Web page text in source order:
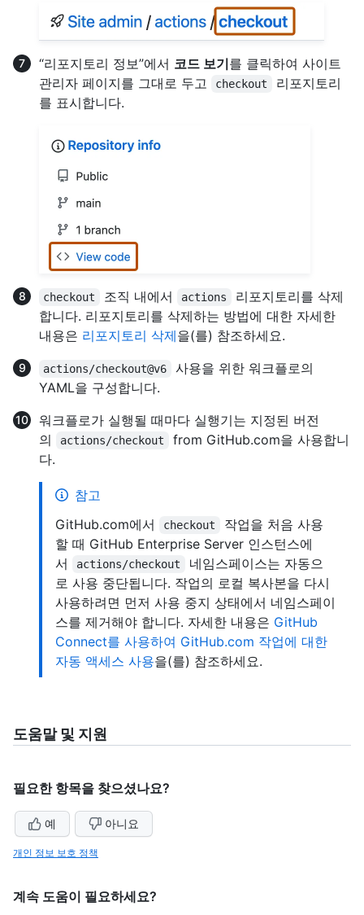
“리포지토리 정보”에서 코드 보기를 클릭하여 사이트
관리자 페이지를 그대로 두고
checkout
리포지토리
를 표시합니다.
checkout 조직 내에서 actions
리포지토리를 삭제
합니다. 리포지토리를 삭제하는 방법에 대한 자세한
내용은 리포지토리 삭제을(를) 참조하세요.
actions/checkout@v6
사용을 위한 워크플로의
YAML을 구성합니다.
워크플로가 실행될 때마다 실행기는 지정된 버전
의
actions/checkout
from GitHub.com을 사용합니
다.
참고
GitHub.com에서
checkout
작업을 처음 사용
할 때 GitHub Enterprise Server 인스턴스에
서
actions/checkout
네임스페이스는 자동으
로 사용 중단됩니다. 작업의 로컬 복사본을 다시
사용하려면 먼저 사용 중지 상태에서 네임스페이
스를 제거해야 합니다. 자세한 내용은 GitHub
Connect를 사용하여 GitHub.com 작업에 대한
자동 액세스 사용을(를) 참조하세요.
도움말 및 지원
필요한 항목을 찾으셨나요?
예 아니요
개인 정보 보호 정책
계속 도움이 필요하세요?